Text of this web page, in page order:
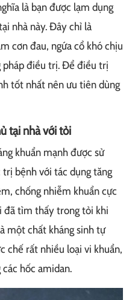
là bạn được lạm dụng
nhà này. Đây chỉ là
cơn đau, ngứa cổ khó chịu
pháp điều trị. Để điều trị
tốt nhất nên ưu tiên dùng
tại nhà với tỏi
khuẩn mạnh được sử
bệnh với tác dụng tăng
chống nhiễm khuẩn cực
đã tìm thấy trong tỏi khi
một chất kháng sinh tự
chế rất nhiều loại vi khuẩn,
hốc amidan.